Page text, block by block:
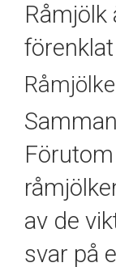
av de
svar på